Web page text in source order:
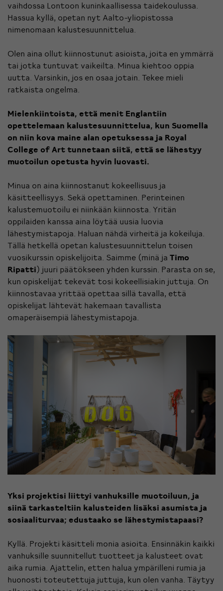
vaihdossa Lontoon kuninkaallisessa taidekoulussa.
Hassua kyllä, opetan nyt Aalto-yliopistossa
nimenomaan kalustesuunnittelua.
Olen aina ollut kiinnostunut asioista, joita en ymmärrä
tai jotka tuntuvat vaikeilta. Minua kiehtoo oppia
uutta. Varsinkin, jos en osaa jotain. Tekee mieli
ratkaista ongelma.
Mielenkiintoista, että menit Englantiin
opettelemaan kalustesuunnittelua, kun Suomella
on niin kova maine alan opetuksessa ja Royal
College of Art tunnetaan siitä, että se lähestyy
muotoilun opetusta hyvin luovasti.
Minua on aina kiinnostanut kokeellisuus ja
käsitteellisyys. Sekä opettaminen. Perinteinen
kalustemuotoilu ei niinkään kiinnosta. Yritän
oppilaiden kanssa aina löytää uusia luovia
lähestymistapoja. Haluan nähdä virheitä ja kokeiluja.
Tällä hetkellä opetan kalustesuunnittelun toisen
vuosikurssin opiskelijoita. Saimme (minä ja Timo
Ripatti) juuri päätökseen yhden kurssin. Parasta on se,
kun opiskelijat tekevät tosi kokeellisiakin juttuja. On
kiinnostavaa yrittää opettaa sillä tavalla, että
opiskelijat lähtevät hakemaan tavallista
omaperäisempiä lähestymistapoja.
Yksi projektisi liittyi vanhuksille muotoiluun, ja
siinä tarkasteltiin kalusteiden lisäksi asumista ja
sosiaaliturvaa; edustaako se lähestymistapaasi?
Kyllä. Projekti käsitteli monia asioita. Ensinnäkin kaikki
vanhuksille suunnitellut tuotteet ja kalusteet ovat
aika rumia. Ajattelin, etten halua ympärilleni rumia ja
huonosti toteutettuja juttuja, kun olen vanha. Täytyy